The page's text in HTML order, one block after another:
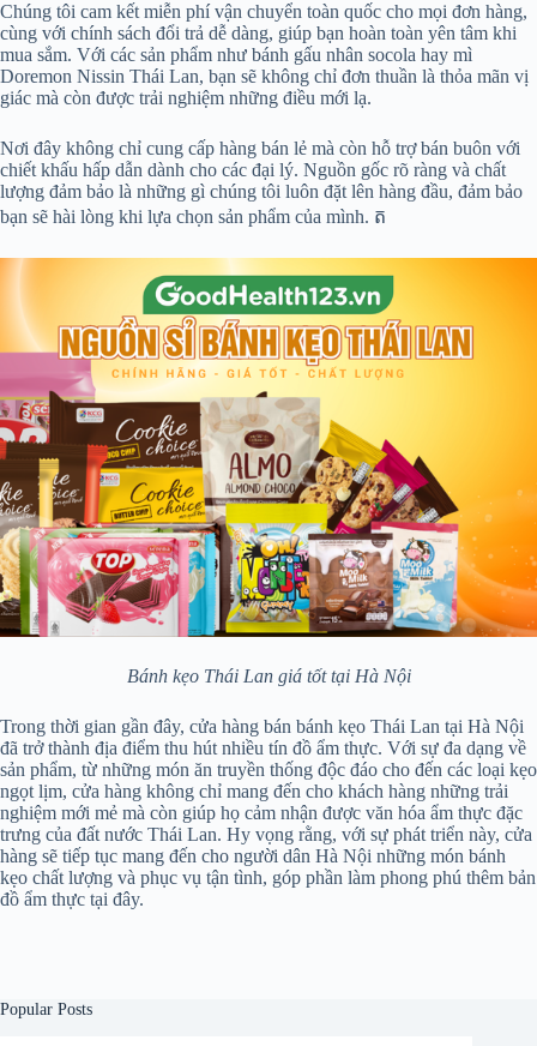
Chúng tôi cam kết miễn phí vận chuyển toàn quốc cho mọi đơn hàng,
cùng với chính sách đổi trả dễ dàng, giúp bạn hoàn toàn yên tâm khi
mua sắm. Với các sản phẩm như bánh gấu nhân socola hay mì
Doremon Nissin Thái Lan, bạn sẽ không chỉ đơn thuần là thỏa mãn vị
giác mà còn được trải nghiệm những điều mới lạ.
Nơi đây không chỉ cung cấp hàng bán lẻ mà còn hỗ trợ bán buôn với
chiết khấu hấp dẫn dành cho các đại lý. Nguồn gốc rõ ràng và chất
lượng đảm bảo là những gì chúng tôi luôn đặt lên hàng đầu, đảm bảo
bạn sẽ hài lòng khi lựa chọn sản phẩm của mình. ត
Bánh kẹo Thái Lan giá tốt tại Hà Nội
Trong thời gian gần đây, cửa hàng bán bánh kẹo Thái Lan tại Hà Nội
đã trở thành địa điểm thu hút nhiều tín đồ ẩm thực. Với sự đa dạng về
sản phẩm, từ những món ăn truyền thống độc đáo cho đến các loại kẹo
ngọt lịm, cửa hàng không chỉ mang đến cho khách hàng những trải
nghiệm mới mẻ mà còn giúp họ cảm nhận được văn hóa ẩm thực đặc
trưng của đất nước Thái Lan. Hy vọng rằng, với sự phát triển này, cửa
hàng sẽ tiếp tục mang đến cho người dân Hà Nội những món bánh
kẹo chất lượng và phục vụ tận tình, góp phần làm phong phú thêm bản
đồ ẩm thực tại đây.
Popular Posts